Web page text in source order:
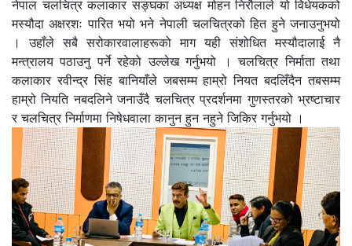
नेपाल चलचित्र कलाकार सङ्घका अध्यक्ष मोहन निरौलाले यो विधेयकको
मस्यौदा अक्षरशः पारित भयो भने नेपाली चलचित्रको हित हुने जनाउनुभयो
। उहाँले सबै सरोकारवालाहरूको माग यही संशोधित मस्यौदालाई नै
मन्त्रालय पठाउनु पर्ने रहेको उल्लेख गर्नुभयो । चलचित्र निर्माता तथा
कलाकार रवीन्द्र सिंह बानियाँले जबसम्म हाम्रो नियत बदलिँदैन तबसम्म
हाम्रो नियति नबदलिने जनाउँदै चलचित्र प्रदर्शनमा गुणस्तरको भ्रष्टाचार
र चलचित्र निर्माणमा निषेधवाला कानुन हुन नहुने जिकिर गर्नुभयो ।